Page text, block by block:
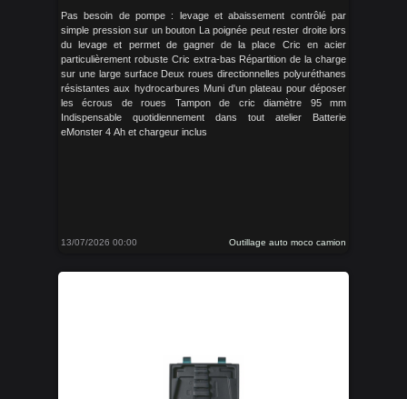
Pas besoin de pompe : levage et abaissement contrôlé par
simple pression sur un bouton La poignée peut rester droite lors
du levage et permet de gagner de la place Cric en acier
particulièrement robuste Cric extra-bas Répartition de la charge
sur une large surface Deux roues directionnelles polyuréthanes
résistantes aux hydrocarbures Muni d'un plateau pour déposer
les écrous de roues Tampon de cric diamètre 95 mm
Indispensable quotidiennement dans tout atelier Batterie
eMonster 4 Ah et chargeur inclus
13/07/2026 00:00 Outillage auto moco camion